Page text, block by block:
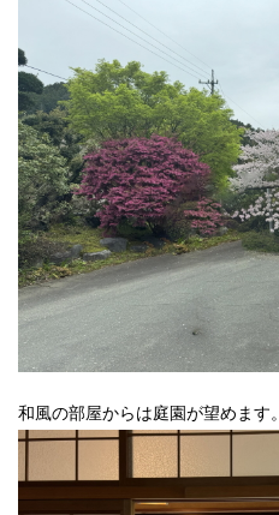
和風の部屋からは庭園が望めます。